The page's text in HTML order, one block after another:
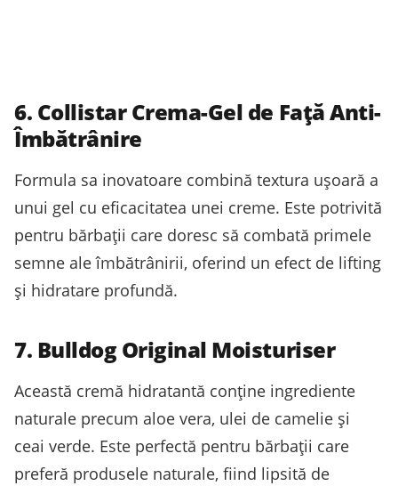
6. Collistar Crema-Gel de Față Anti-
Îmbătrânire
Formula sa inovatoare combină textura ușoară a
unui gel cu eficacitatea unei creme. Este potrivită
pentru bărbații care doresc să combată primele
semne ale îmbătrânirii, oferind un efect de lifting
și hidratare profundă.
7. Bulldog Original Moisturiser
Această cremă hidratantă conține ingrediente
naturale precum aloe vera, ulei de camelie și
ceai verde. Este perfectă pentru bărbații care
preferă produsele naturale, fiind lipsită de